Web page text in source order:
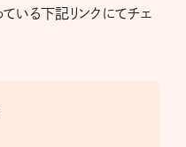
いる下記リンクにてチェ